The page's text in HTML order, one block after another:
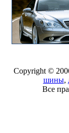
Copyright ©
шины,
Все